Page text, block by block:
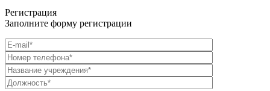
Регистрация
Заполните форму регистрации